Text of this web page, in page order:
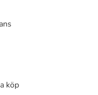
köp